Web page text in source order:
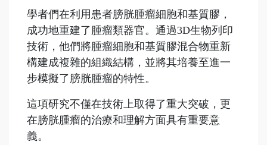
學者們在利用患者膀胱腫瘤細胞和基質膠，
成功地重建了腫瘤類器官。通過3D生物列印
技術，他們將腫瘤細胞和基質膠混合物重新
構建成複雜的組織結構，並將其培養至進一
步模擬了膀胱腫瘤的特性。
這項研究不僅在技術上取得了重大突破，更
在膀胱腫瘤的治療和理解方面具有重要意
義。